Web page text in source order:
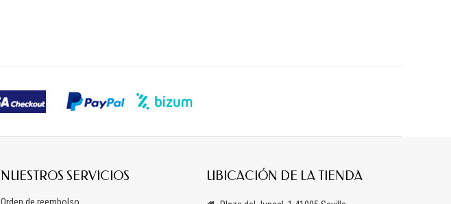
NUESTROS SERVICIOS UBICACIÓN DE LA TIENDA